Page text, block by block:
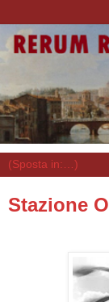
Stazione